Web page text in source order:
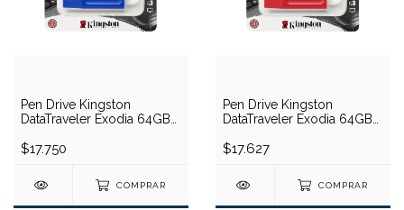
Pen Drive Kingston
DataTraveler Exodia 64GB
$17.750
COMPRAR
Pen Drive Kingston
DataTraveler Exodia 64GB
$17.627
COMPRAR